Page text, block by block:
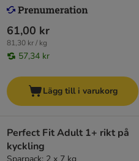
61,00 kr
81,30 kr / kg
57,34 kr
Lägg till i varukorg
Perfect Fit Adult 1+ rikt på
kyckling